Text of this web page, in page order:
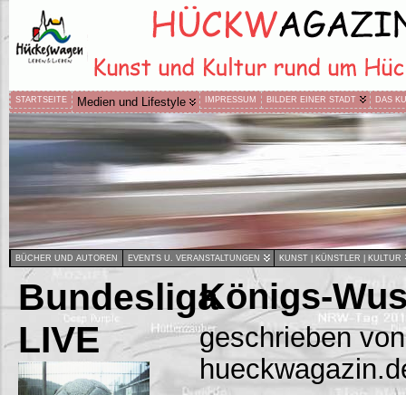
STARTSEITE Medien und Lifestyle IMPRESSUM BILDER EINER STADT DAS
BÜCHER UND AUTOREN EVENTS U. VERANSTALTUNGEN KUNST | KÜNSTLER | KULTUR
Bundesliga
LIVE
Königs-
geschrieben